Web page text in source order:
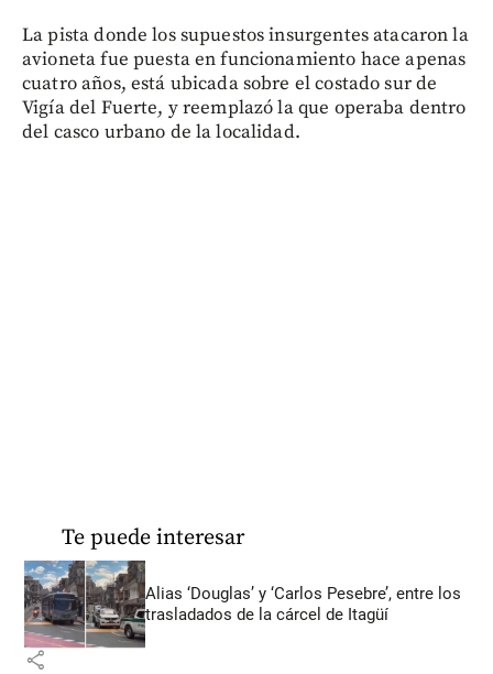
La pista donde los supuestos insurgentes atacaron la
avioneta fue puesta en funcionamiento hace apenas
cuatro años, está ubicada sobre el costado sur de
Vigía del Fuerte, y reemplazó la que operaba dentro
del casco urbano de la localidad.
Te puede interesar
Alias ‘Douglas’ y ‘Carlos Pesebre’, entre los
trasladados de la cárcel de Itagüí
share